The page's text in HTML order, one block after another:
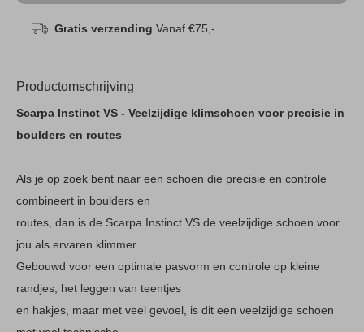
Gratis verzending Vanaf €75,-
Productomschrijving
Scarpa Instinct VS - Veelzijdige klimschoen voor precisie in
boulders en routes
Als je op zoek bent naar een schoen die precisie en controle
combineert in boulders en
routes, dan is de Scarpa Instinct VS de veelzijdige schoen voor
jou als ervaren klimmer.
Gebouwd voor een optimale pasvorm en controle op kleine
randjes, het leggen van teentjes
en hakjes, maar met veel gevoel, is dit een veelzijdige schoen